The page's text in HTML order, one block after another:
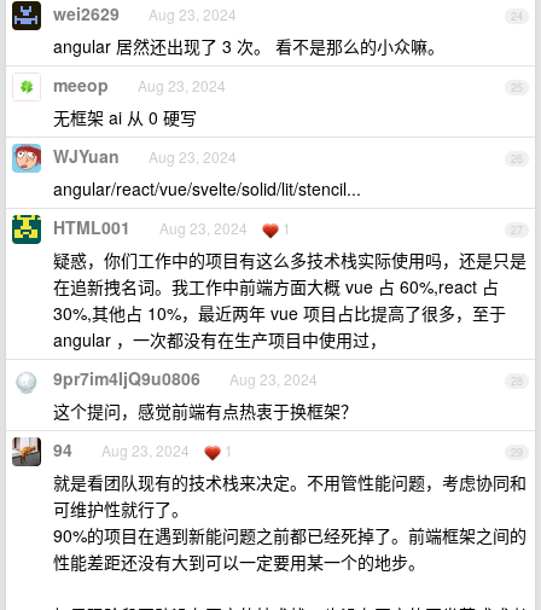
24
wei2629 Aug 23, 2024
angular 居然还出现了 3 次。 看不是那么的小众嘛。
25
meeop Aug 23, 2024
无框架 ai 从 0 硬写
26
WJYuan Aug 23, 2024
angular/react/vue/svelte/solid/lit/stencil...
27
HTML001 Aug 23, 2024 1
疑惑，你们工作中的项目有这么多技术栈实际使用吗，还是只是
在追新拽名词。我工作中前端方面大概 vue 占 60%,react 占
30%,其他占 10%，最近两年 vue 项目占比提高了很多，至于
angular ，一次都没有在生产项目中使用过，
28
9pr7im4IjQ9u0806 Aug 23, 2024
这个提问，感觉前端有点热衷于换框架？
29
94 Aug 23, 2024 1
就是看团队现有的技术栈来决定。不用管性能问题，考虑协同和
可维护性就行了。
90%的项目在遇到新能问题之前都已经死掉了。前端框架之间的
性能差距还没有大到可以一定要用某一个的地步。